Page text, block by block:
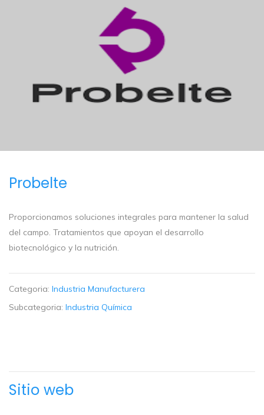
Probelte
Proporcionamos soluciones integrales para mantener la salud
del campo. Tratamientos que apoyan el desarrollo
biotecnológico y la nutrición.
Categoria: Industria Manufacturera
Subcategoria: Industria Química
Sitio web